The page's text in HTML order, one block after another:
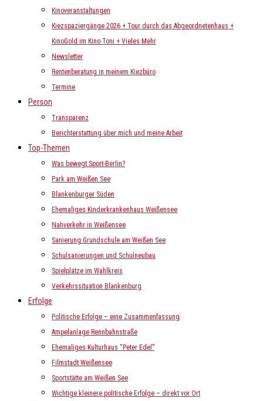
Kinoveranstaltungen
Kiezspaziergänge 2026 + Tour durch das Abgeordnetenhaus +
KinoGold im Kino Toni + Vieles Mehr
Newsletter
Rentenberatung in meinem Kiezbüro
Termine
Person
Transparenz
Berichterstattung über mich und meine Arbeit
Top-Themen
Was bewegt Sport-Berlin?
Park am Weißen See
Blankenburger Süden
Ehemaliges Kinderkrankenhaus Weißensee
Nahverkehr in Weißensee
Sanierung Grundschule am Weißen See
Schulsanierungen und Schulneubau
Spielplätze im Wahlkreis
Verkehrssituation Blankenburg
Erfolge
Politische Erfolge – eine Zusammenfassung
Ampelanlage Rennbahnstraße
Ehemaliges Kulturhaus “Peter Edel”
Filmstadt Weißensee
Sportstätte am Weißen See
Wichtige kleinere politische Erfolge – direkt vor Ort